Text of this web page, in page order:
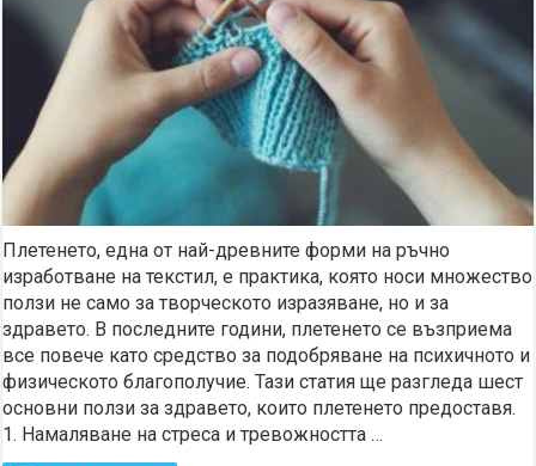
Плетенето, една от най-древните форми на ръчно
изработване на текстил, е практика, която носи множество
ползи не само за творческото изразяване, но и за
здравето. В последните години, плетенето се възприема
все повече като средство за подобряване на психичното и
физическото благополучие. Тази статия ще разгледа шест
основни ползи за здравето, които плетенето предоставя.
1. Намаляване на стреса и тревожността …